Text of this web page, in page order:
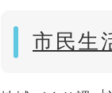
市民生